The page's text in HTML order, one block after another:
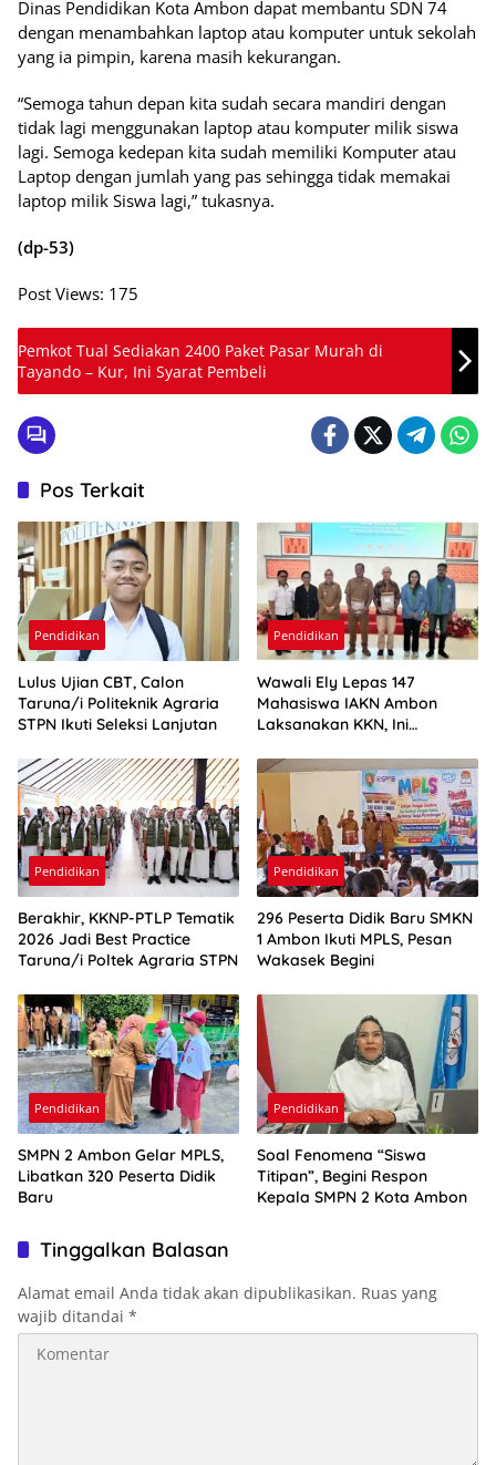
Dinas Pendidikan Kota Ambon dapat membantu SDN 74
dengan menambahkan laptop atau komputer untuk sekolah
yang ia pimpin, karena masih kekurangan.
“Semoga tahun depan kita sudah secara mandiri dengan
tidak lagi menggunakan laptop atau komputer milik siswa
lagi. Semoga kedepan kita sudah memiliki Komputer atau
Laptop dengan jumlah yang pas sehingga tidak memakai
laptop milik Siswa lagi,” tukasnya.
(dp-53)
Post Views: 175
Pemkot Tual Sediakan 2400 Paket Pasar Murah di
Tayando – Kur, Ini Syarat Pembeli
Pos Terkait
Pendidikan
Lulus Ujian CBT, Calon
Taruna/i Politeknik Agraria
STPN Ikuti Seleksi Lanjutan
Pendidikan
Wawali Ely Lepas 147
Mahasiswa IAKN Ambon
Laksanakan KKN, Ini
Pendidikan
Berakhir, KKNP-PTLP Tematik
2026 Jadi Best Practice
Taruna/i Poltek Agraria STPN
Pendidikan
296 Peserta Didik Baru SMKN
1 Ambon Ikuti MPLS, Pesan
Wakasek Begini
Pendidikan
SMPN 2 Ambon Gelar MPLS,
Libatkan 320 Peserta Didik
Baru
Pendidikan
Soal Fenomena “Siswa
Titipan”, Begini Respon
Kepala SMPN 2 Kota Ambon
Tinggalkan Balasan
Alamat email Anda tidak akan dipublikasikan. Ruas yang
wajib ditandai *